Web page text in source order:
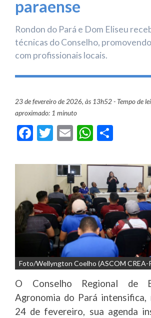
paraense
Rondon do Pará e Dom Eliseu
técnicas do Conselho,
com profissionais locais.
23 de fevereiro de 2026, às 13h52 - Tempo de
aproximado: 1 minuto
Facebook
Twitter
Email
Foto/Wellyngton Coelho (ASCOM CREA-
O Conselho Regional de
Agronomia do Pará
24 de fevereiro, sua agenda